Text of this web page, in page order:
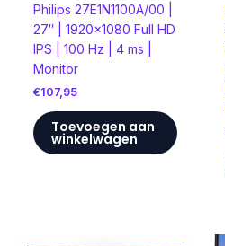
Philips 27E1N1100A/00 |
27″ | 1920×1080 Full HD
IPS | 100 Hz | 4 ms |
Monitor
€107,95
Toevoegen aan
winkelwagen